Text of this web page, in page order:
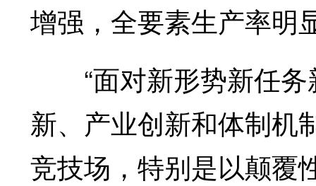
增强，全要素生产率明
“面对新形势新任务
新、产业创新和体制机
竞技场，特别是以颠覆